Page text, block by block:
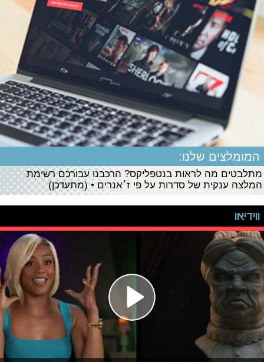
המומלצים שלנו:
מתלבטים מה לראות בנטפליקס? הרכבנו עבורכם רשימת
המלצה ענקית של סדרות על פי ז׳אנרים • (מתעדכן)
ווידיאו